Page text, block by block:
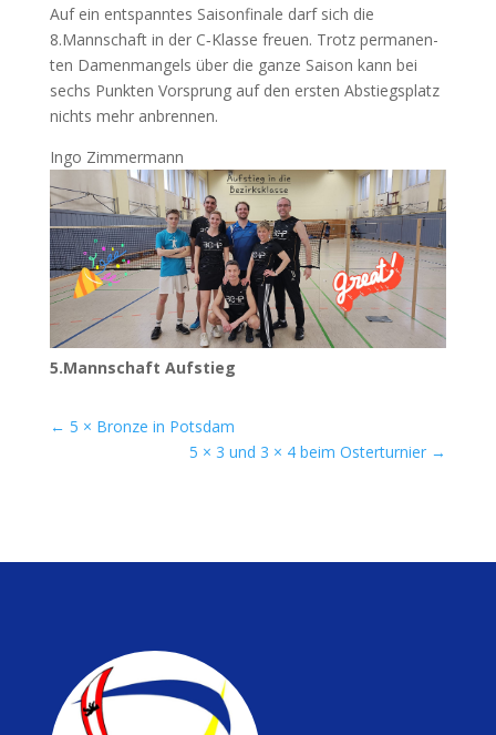
Auf ein ent­spann­tes Sai­son­fi­na­le darf sich die
8.Mannschaft in der C‑Klasse freu­en. Trotz per­ma­nen­
ten Damen­man­gels über die gan­ze Sai­son kann bei
sechs Punk­ten Vor­sprung auf den ers­ten Abstiegs­platz
nichts mehr anbrennen.
Ingo Zim­mer­mann
5.Mannschaft Auf­stieg
← 5 × Bronze in Potsdam
5 × 3 und 3 × 4 beim Osterturnier →